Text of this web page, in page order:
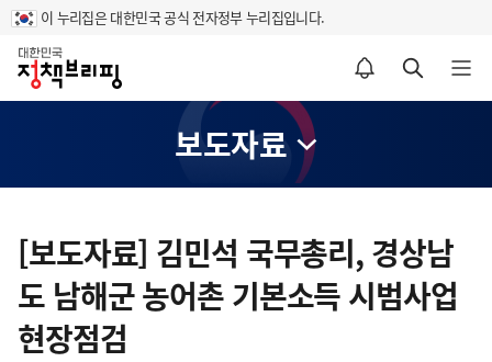
이 누리집은 대한민국 공식 전자정부 누리집입니다.
홈
알림설정 바로가기 검색 바로가기 메뉴 열기
보도자료
텐
츠
영
역
[보도자료] 김민석 국무총리, 경상남
도 남해군 농어촌 기본소득 시범사업
현장점검